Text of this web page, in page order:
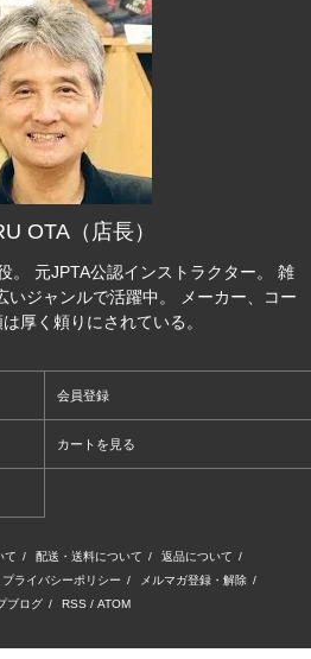
OTA（店長）
。 元JPTA公認インストラクター。 雑
いジャンルで活躍中。 メーカー、コー
厚く頼りにされている。
会員登録
カートを見る
て / 配送・送料について / 返品について /
プライバシーポリシー / メルマガ登録・解除 /
ブログ / RSS / ATOM